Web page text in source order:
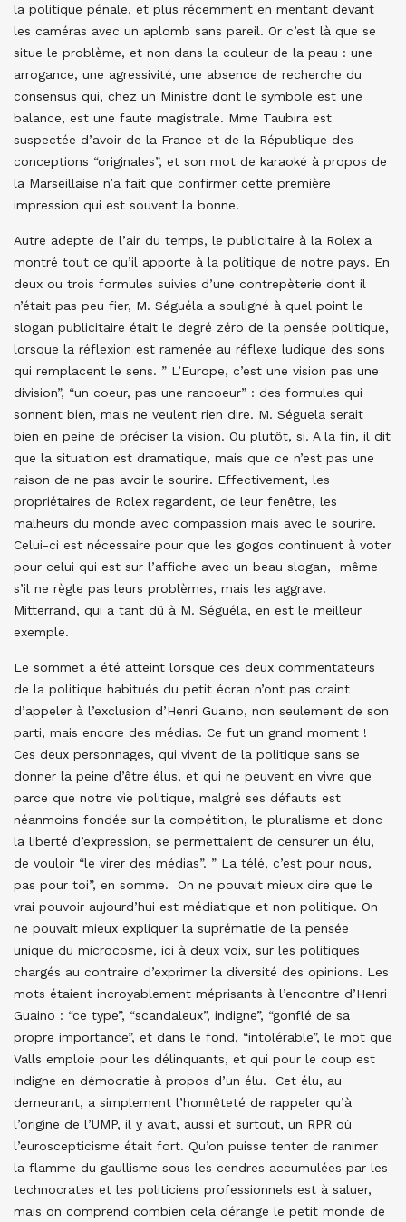
la politique pénale, et plus récemment en mentant devant
les caméras avec un aplomb sans pareil. Or c’est là que se
situe le problème, et non dans la couleur de la peau : une
arrogance, une agressivité, une absence de recherche du
consensus qui, chez un Ministre dont le symbole est une
balance, est une faute magistrale. Mme Taubira est
suspectée d’avoir de la France et de la République des
conceptions “originales”, et son mot de karaoké à propos de
la Marseillaise n’a fait que confirmer cette première
impression qui est souvent la bonne.
Autre adepte de l’air du temps, le publicitaire à la Rolex a
montré tout ce qu’il apporte à la politique de notre pays. En
deux ou trois formules suivies d’une contrepèterie dont il
n’était pas peu fier, M. Séguéla a souligné à quel point le
slogan publicitaire était le degré zéro de la pensée politique,
lorsque la réflexion est ramenée au réflexe ludique des sons
qui remplacent le sens. ” L’Europe, c’est une vision pas une
division”, “un coeur, pas une rancoeur” : des formules qui
sonnent bien, mais ne veulent rien dire. M. Séguela serait
bien en peine de préciser la vision. Ou plutôt, si. A la fin, il dit
que la situation est dramatique, mais que ce n’est pas une
raison de ne pas avoir le sourire. Effectivement, les
propriétaires de Rolex regardent, de leur fenêtre, les
malheurs du monde avec compassion mais avec le sourire.
Celui-ci est nécessaire pour que les gogos continuent à voter
pour celui qui est sur l’affiche avec un beau slogan, même
s’il ne règle pas leurs problèmes, mais les aggrave.
Mitterrand, qui a tant dû à M. Séguéla, en est le meilleur
exemple.
Le sommet a été atteint lorsque ces deux commentateurs
de la politique habitués du petit écran n’ont pas craint
d’appeler à l’exclusion d’Henri Guaino, non seulement de son
parti, mais encore des médias. Ce fut un grand moment !
Ces deux personnages, qui vivent de la politique sans se
donner la peine d’être élus, et qui ne peuvent en vivre que
parce que notre vie politique, malgré ses défauts est
néanmoins fondée sur la compétition, le pluralisme et donc
la liberté d’expression, se permettaient de censurer un élu,
de vouloir “le virer des médias”. ” La télé, c’est pour nous,
pas pour toi”, en somme. On ne pouvait mieux dire que le
vrai pouvoir aujourd’hui est médiatique et non politique. On
ne pouvait mieux expliquer la suprématie de la pensée
unique du microcosme, ici à deux voix, sur les politiques
chargés au contraire d’exprimer la diversité des opinions. Les
mots étaient incroyablement méprisants à l’encontre d’Henri
Guaino : “ce type”, “scandaleux”, indigne”, “gonflé de sa
propre importance”, et dans le fond, “intolérable”, le mot que
Valls emploie pour les délinquants, et qui pour le coup est
indigne en démocratie à propos d’un élu. Cet élu, au
demeurant, a simplement l’honnêteté de rappeler qu’à
l’origine de l’UMP, il y avait, aussi et surtout, un RPR où
l’euroscepticisme était fort. Qu’on puisse tenter de ranimer
la flamme du gaullisme sous les cendres accumulées par les
technocrates et les politiciens professionnels est à saluer,
mais on comprend combien cela dérange le petit monde de